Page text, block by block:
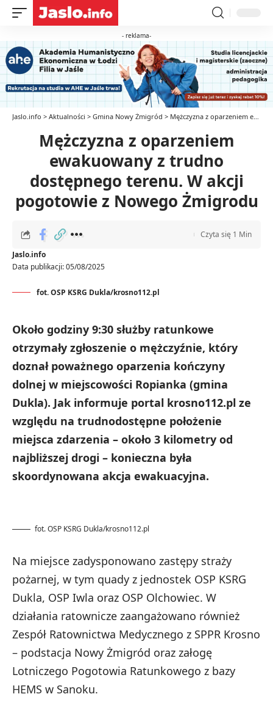
- reklama-
Jaslo.info > Aktualności > Gmina Nowy Żmigród > Mężczyzna z oparzeniem ewakuowany z trudno dostępnego terenu. W akcji pogotowie z Nowego Żmigrodu
Mężczyzna z oparzeniem
ewakuowany z trudno
dostępnego terenu. W akcji
pogotowie z Nowego Żmigrodu
Data publikacji: 05/08/2025
Jaslo.info
Czyta się 1 Min
fot. OSP KSRG Dukla/krosno112.pl
Około godziny 9:30 służby ratunkowe
otrzymały zgłoszenie o mężczyźnie, który
doznał poważnego oparzenia kończyny
dolnej w miejscowości Ropianka (gmina
Dukla). Jak informuje portal krosno112.pl ze
względu na trudnodostępne położenie
miejsca zdarzenia – około 3 kilometry od
najbliższej drogi – konieczna była
skoordynowana akcja ewakuacyjna.
fot. OSP KSRG Dukla/krosno112.pl
Na miejsce zadysponowano zastępy straży
pożarnej, w tym quady z jednostek OSP KSRG
Dukla, OSP Iwla oraz OSP Olchowiec. W
działania ratownicze zaangażowano również
Zespół Ratownictwa Medycznego z SPPR Krosno
– podstacja Nowy Żmigród oraz załogę
Lotniczego Pogotowia Ratunkowego z bazy
HEMS w Sanoku.